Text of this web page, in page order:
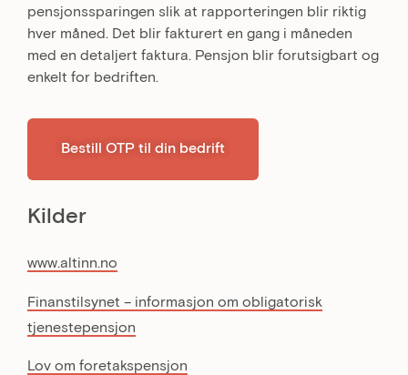
pensjonssparingen slik at rapporteringen blir riktig
hver måned. Det blir fakturert en gang i måneden
med en detaljert faktura. Pensjon blir forutsigbart og
enkelt for bedriften.
Bestill OTP til din bedrift
Kilder
www.altinn.no
Finanstilsynet – informasjon om obligatorisk
tjenestepensjon
Lov om foretakspensjon